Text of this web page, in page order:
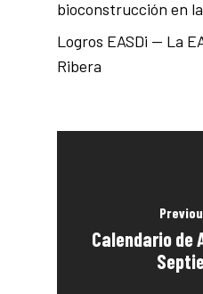
bioconstrucción en la
Logros EASDi — La
Ribera
Calendario de